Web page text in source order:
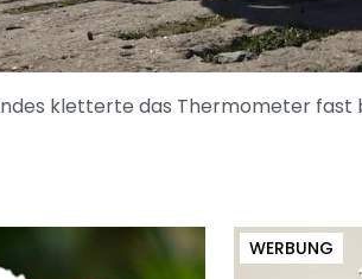
kletterte das Thermometer fast
WERBUNG